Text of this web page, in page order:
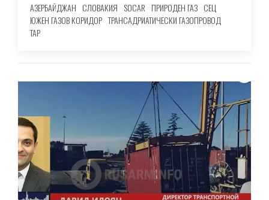
АЗЕРБАЙДЖАН СЛОВАКИЯ SOCAR ПРИРОДЕН ГАЗ СЕЦ
ЮЖЕН ГАЗОВ КОРИДОР ТРАНСАДРИАТИЧЕСКИ ГАЗОПРОВОД
TAP